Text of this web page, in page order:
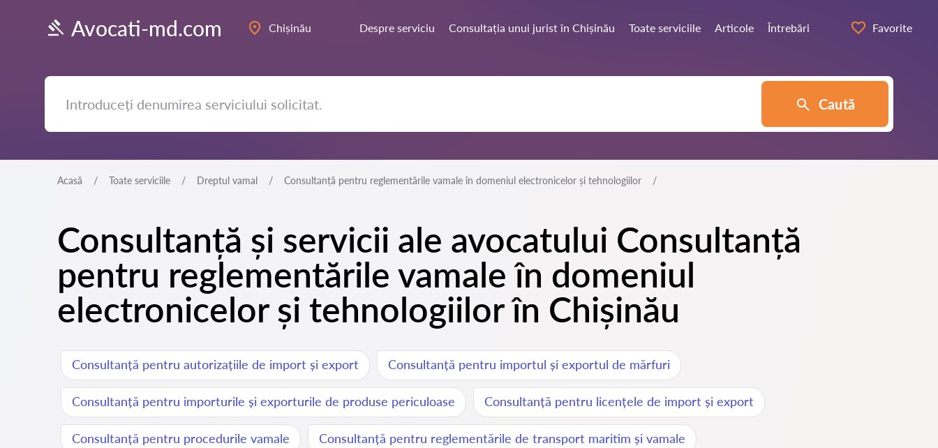
Avocati-md.com Chișinău Despre serviciu Consultația unui jurist în Chișinău Toate serviciile Articole Întrebări Favorite
Caută
Acasă Toate serviciile Dreptul vamal Consultanță pentru reglementările vamale în domeniul electronicelor și tehnologiilor
Consultanță și servicii ale avocatului Consultanță
pentru reglementările vamale în domeniul
electronicelor și tehnologiilor în Chișinău
Consultanță pentru autorizațiile de import și export Consultanță pentru importul și exportul de mărfuri
Consultanță pentru importurile și exporturile de produse periculoase Consultanță pentru licențele de import și export
Consultanță pentru procedurile vamale Consultanță pentru reglementările de transport maritim și vamale